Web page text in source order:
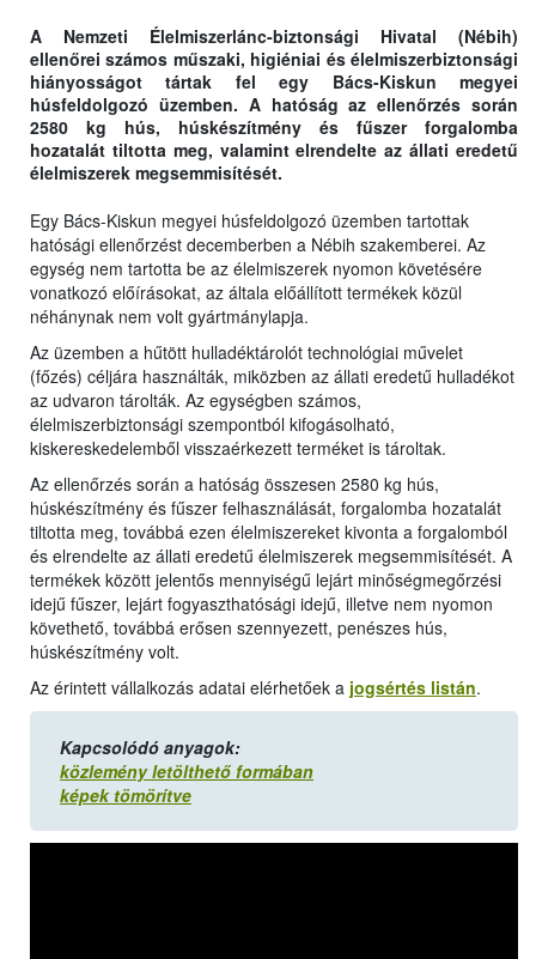
A Nemzeti Élelmiszerlánc-biztonsági Hivatal (Nébih)
ellenőrei számos műszaki, higiéniai és élelmiszerbiztonsági
hiányosságot tártak fel egy Bács-Kiskun megyei
húsfeldolgozó üzemben. A hatóság az ellenőrzés során
2580 kg hús, húskészítmény és fűszer forgalomba
hozatalát tiltotta meg, valamint elrendelte az állati eredetű
élelmiszerek megsemmisítését.
Egy Bács-Kiskun megyei húsfeldolgozó üzemben tartottak
hatósági ellenőrzést decemberben a Nébih szakemberei. Az
egység nem tartotta be az élelmiszerek nyomon követésére
vonatkozó előírásokat, az általa előállított termékek közül
néhánynak nem volt gyártmánylapja.
Az üzemben a hűtött hulladéktárolót technológiai művelet
(főzés) céljára használták, miközben az állati eredetű hulladékot
az udvaron tárolták. Az egységben számos,
élelmiszerbiztonsági szempontból kifogásolható,
kiskereskedelemből visszaérkezett terméket is tároltak.
Az ellenőrzés során a hatóság összesen 2580 kg hús,
húskészítmény és fűszer felhasználását, forgalomba hozatalát
tiltotta meg, továbbá ezen élelmiszereket kivonta a forgalomból
és elrendelte az állati eredetű élelmiszerek megsemmisítését. A
termékek között jelentős mennyiségű lejárt minőségmegőrzési
idejű fűszer, lejárt fogyaszthatósági idejű, illetve nem nyomon
követhető, továbbá erősen szennyezett, penészes hús,
húskészítmény volt.
Az érintett vállalkozás adatai elérhetőek a jogsértés listán.
Kapcsolódó anyagok:
közlemény letölthető formában
képek tömörítve